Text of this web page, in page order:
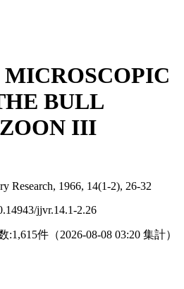
BULL
III
Research, 1966, 14(1-2), 26-32
jjvr.14.1-2.26
:1,615件 （2026-08-08 03:20 集計）